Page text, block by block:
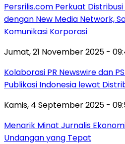
Persrilis.com Perkuat
dengan New Media Network,
Komunikasi Korporasi
Jumat, 21 November 2025 -
Kolaborasi PR Newswire dan
Publikasi Indonesia lewat
Kamis, 4 September 2025 -
Menarik Minat Jurnalis
Undangan yang Tepat